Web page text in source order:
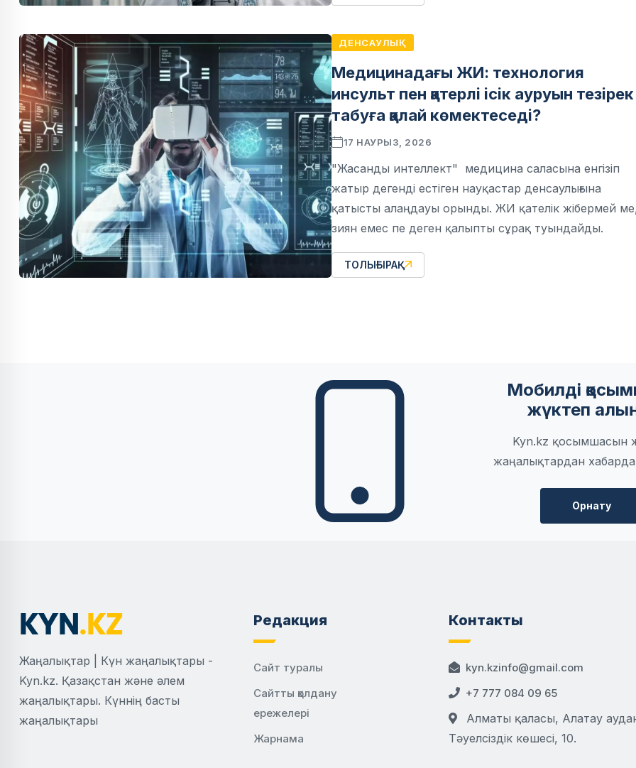
ДЕНСАУЛЫҚ
Медицинадағы ЖИ: технология
инсульт пен қатерлі ісік ауруын тезірек
табуға қалай көмектеседі?
17 НАУРЫЗ, 2026
"Жасанды интеллект" медицина саласына енгізіп
жатыр дегенді естіген науқастар денсаулығына
қатысты алаңдауы орынды. ЖИ қателік жібермей
зиян емес пе деген қалыпты сұрақ туындайды.
ТОЛЫҒЫРАҚ
Мобилді
жүктеп
Kyn.kz қосымшасын
жаңалықтардан
Орнату
Жаңалықтар | Күн жаңалықтары -
Kyn.kz. Қазақстан және әлем
жаңалықтары. Күннің басты
жаңалықтары
Редакция
Сайт туралы
Сайтты қолдану
ережелері
Жарнама
Контакты
kyn.kzinfo@gmail.com
+7 777 084 09 65
Алматы қаласы, Алатау
Тәуелсіздік көшесі, 10.